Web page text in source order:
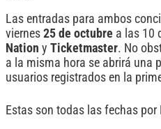
Las entradas para ambos
viernes 25 de octubre a las 10
Nation y Ticketmaster. No
a la misma hora se abrirá una
usuarios registrados en la
Estas son todas las fechas por